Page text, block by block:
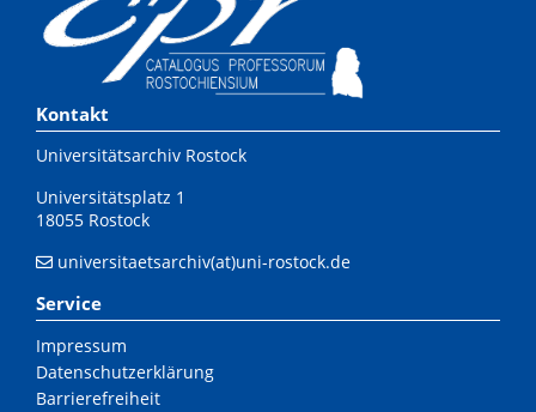
Kontakt
Universitätsarchiv Rostock
Universitätsplatz 1
18055 Rostock
universitaetsarchiv(at)uni-rostock.de
Service
Impressum
Datenschutzerklärung
Barrierefreiheit